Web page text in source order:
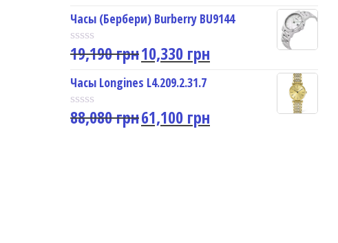
u
t
o
f
5
t
e
d
0
o
u
t
o
f
5
Часы (Бербери) Burberry BU9144
R
t
e
d
0
o
19,190грн10,330 грн
Часы Longines L4.209.2.31.7
R
88,080грн61,100 грн